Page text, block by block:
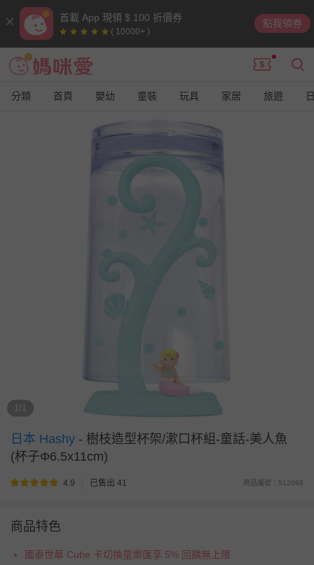
首載 App 現領 $ 100 折價券
( 10000+ )
點我領券
分類 首頁 嬰幼 童裝 玩具 家居 旅遊
1/1
日本 Hashy - 樹枝造型杯架/漱口杯組-童話-美人魚
(杯子Φ6.5x11cm)
4.9 已售出 41 商品編號：512098
商品特色
國泰世華 Cube 卡切換童樂匯享 5% 回饋無上限